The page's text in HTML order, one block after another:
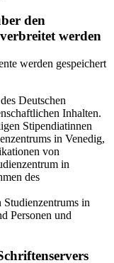
den
werden
werden gespeichert
Deutschen
Inhalten.
Stipendiatinnen
in Venedig,
von
in
des
in
Personen und